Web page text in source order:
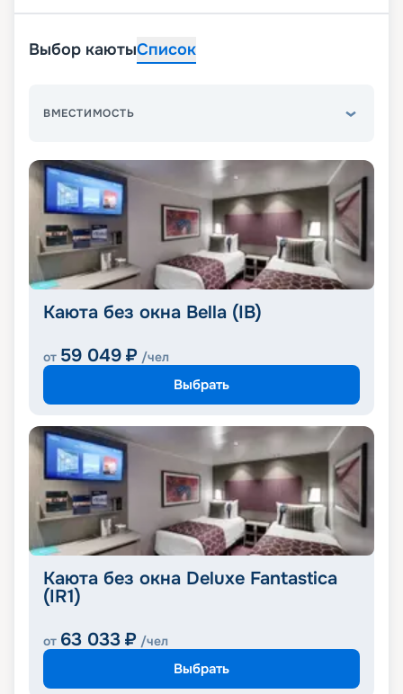
Выбор каютыСписок
ВМЕСТИМОСТЬ
Каюта без окна Bella (IB)
от 59 049 ₽ /чел
Выбрать
Каюта без окна Deluxe Fantastica
(IR1)
от 63 033 ₽ /чел
Выбрать